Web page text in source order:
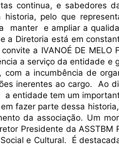
continua, e sabedores
pelo que
manter e ampliar a
a Diretoria está em
a IVANOÉ DE MELO
a serviço da entidade e
a incumbência de
inerentes ao cargo. Ao
entidade tem um
fazer parte dessa
da associação. Um
Presidente da ASSTBM
e Cultural. É